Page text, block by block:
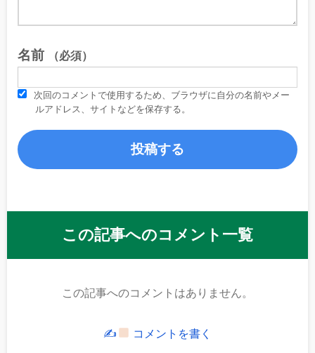
名前 （必須）
次回のコメントで使用するため、ブラウザに自分の名前やメー
ルアドレス、サイトなどを保存する。
この記事へのコメント一覧
この記事へのコメントはありません。
✍ コメントを書く